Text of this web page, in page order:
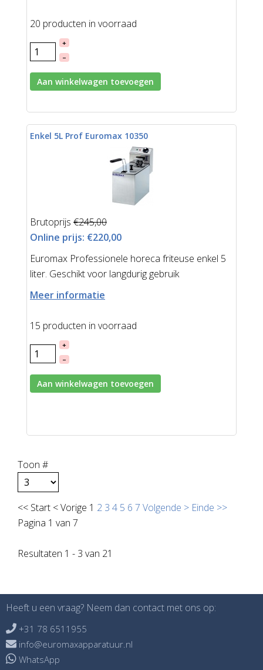
20 producten in voorraad
+
–
Aan winkelwagen toevoegen
Enkel 5L Prof Euromax 10350
Brutoprijs €245,00
Online prijs: €220,00
Euromax Professionele horeca friteuse enkel 5
liter. Geschikt voor langdurig gebruik
Meer informatie
15 producten in voorraad
+
–
Aan winkelwagen toevoegen
Toon #
<< Start <Vorige 1 2 3 4 5 6 7 Volgende > Einde >>
Pagina 1 van 7
Resultaten 1 - 3 van 21
Heeft u een vraag? Neem dan contact met ons op:
 +31 78 6511955
 info@euromaxapparatuur.nl
WhatsApp